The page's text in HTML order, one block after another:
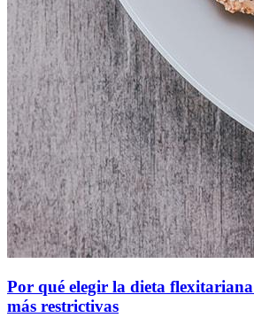
Por qué elegir la dieta
más restrictivas